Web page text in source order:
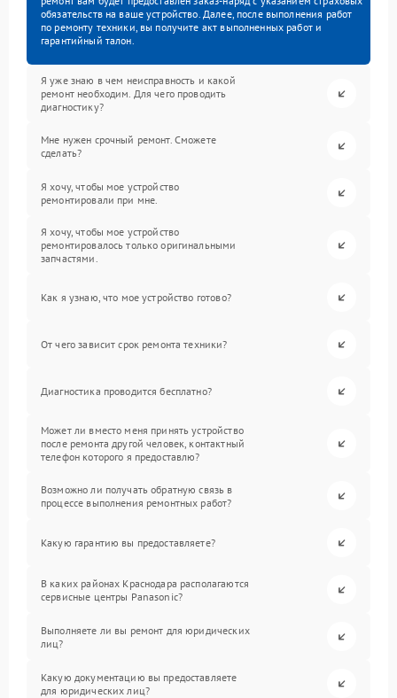
обязательств на ваше устройство. Далее, после выполнения работ
по ремонту техники, вы получите акт выполненных работ и
гарантийный талон.
Я уже знаю в чем неисправность и какой
ремонт необходим. Для чего проводить
диагностику?
Мне нужен срочный ремонт. Сможете
сделать?
Я хочу, чтобы мое устройство
ремонтировали при мне.
Я хочу, чтобы мое устройство
ремонтировалось только оригинальными
запчастями.
Как я узнаю, что мое устройство готово?
От чего зависит срок ремонта техники?
Диагностика проводится бесплатно?
Может ли вместо меня принять устройство
после ремонта другой человек, контактный
телефон которого я предоставлю?
Возможно ли получать обратную связь в
процессе выполнения ремонтных работ?
Какую гарантию вы предоставляете?
В каких районах Краснодара располагаются
сервисные центры Panasonic?
Выполняете ли вы ремонт для юридических
лиц?
Какую документацию вы предоставляете
для юридических лиц?